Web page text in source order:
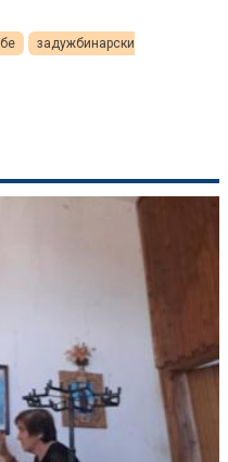
задужбинарски